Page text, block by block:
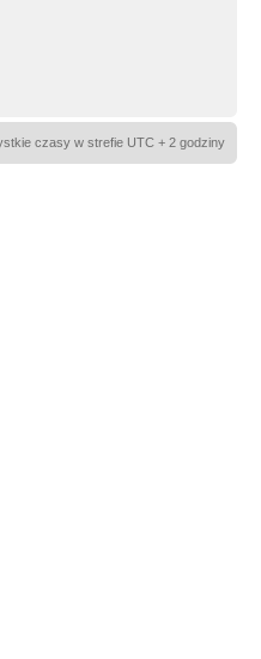
czasy w strefie UTC + 2 godziny